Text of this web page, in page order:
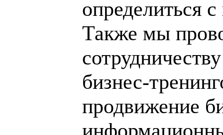
определиться
Также мы
бизнес-
продвижение